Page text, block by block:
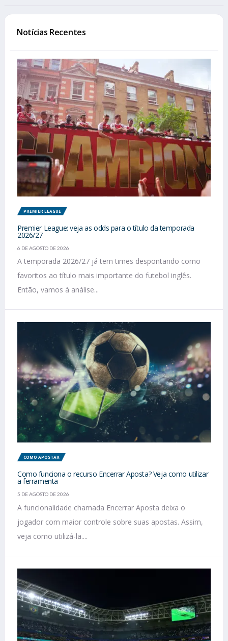
Notícias Recentes
PREMIER LEAGUE
Premier League: veja as odds para o título da temporada
2026/27
6 DE AGOSTO DE 2026
A temporada 2026/27 já tem times despontando como
favoritos ao título mais importante do futebol inglês.
Então, vamos à análise...
COMO APOSTAR
Como funciona o recurso Encerrar Aposta? Veja como utilizar
a ferramenta
5 DE AGOSTO DE 2026
A funcionalidade chamada Encerrar Aposta deixa o
jogador com maior controle sobre suas apostas. Assim,
veja como utilizá-la....